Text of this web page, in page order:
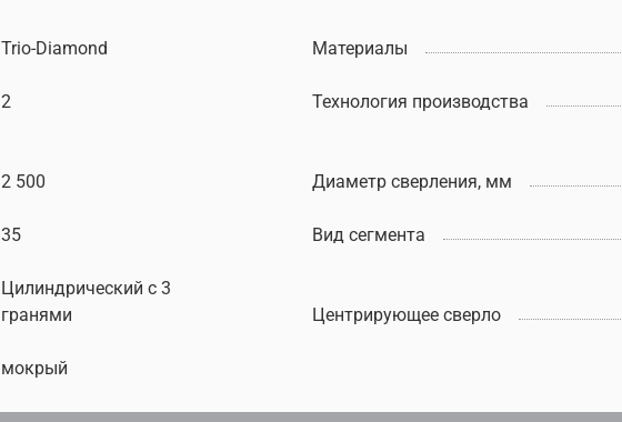
Trio-Diamond Материалы
2 Технология производства
2 500 Диаметр сверления, мм
35 Вид сегмента
Цилиндрический c 3
гранями
Центрирующее сверло
мокрый